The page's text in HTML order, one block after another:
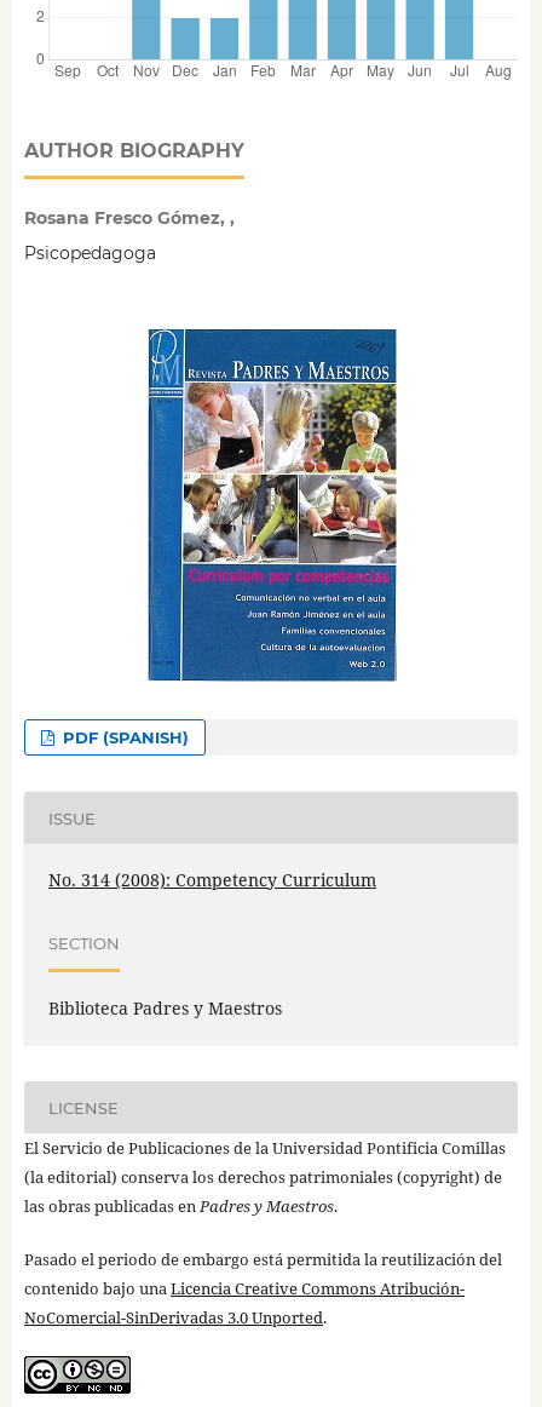
AUTHOR BIOGRAPHY
Rosana Fresco Gómez, ,
Psicopedagoga
PDF (SPANISH)
ISSUE
No. 314 (2008): Competency Curriculum
SECTION
Biblioteca Padres y Maestros
LICENSE
El Servicio de Publicaciones de la Universidad Pontificia Comillas
(la editorial) conserva los derechos patrimoniales (copyright) de
las obras publicadas enPadres y Maestros.
Pasado el periodo de embargo está permitida la reutilización del
contenido bajo unaLicencia Creative Commons Atribución-
NoComercial-SinDerivadas 3.0 Unported.